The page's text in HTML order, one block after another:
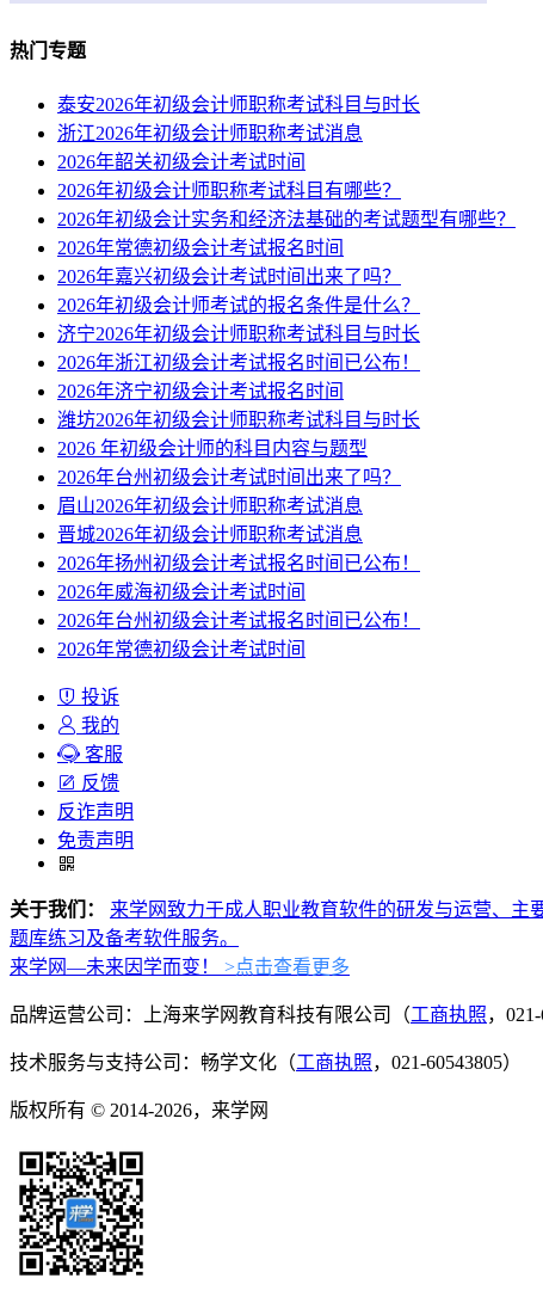
热门专题
泰安2026年初级会计师职称考试科目与时长
浙江2026年初级会计师职称考试消息
2026年韶关初级会计考试时间
2026年初级会计师职称考试科目有哪些？
2026年初级会计实务和经济法基础的考试题型有哪些？
2026年常德初级会计考试报名时间
2026年嘉兴初级会计考试时间出来了吗？
2026年初级会计师考试的报名条件是什么？
济宁2026年初级会计师职称考试科目与时长
2026年浙江初级会计考试报名时间已公布！
2026年济宁初级会计考试报名时间
潍坊2026年初级会计师职称考试科目与时长
2026 年初级会计师的科目内容与题型
2026年台州初级会计考试时间出来了吗？
眉山2026年初级会计师职称考试消息
晋城2026年初级会计师职称考试消息
2026年扬州初级会计考试报名时间已公布！
2026年威海初级会计考试时间
2026年台州初级会计考试报名时间已公布！
2026年常德初级会计考试时间
投诉
我的
客服
反馈
反诈声明
免责声明
关于我们：
来学网致力于成人职业教育软件的研发与运营、
题库练习及备考软件服务。
来学网—未来因学而变！
>点击查看更多
品牌运营公司：上海来学网教育科技有限公司（工商执照，021-
技术服务与支持公司：畅学文化（工商执照，021-60543805）
版权所有 © 2014-2026，来学网